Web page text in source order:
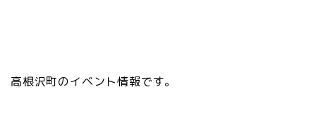
高根沢町のイベント情報です。